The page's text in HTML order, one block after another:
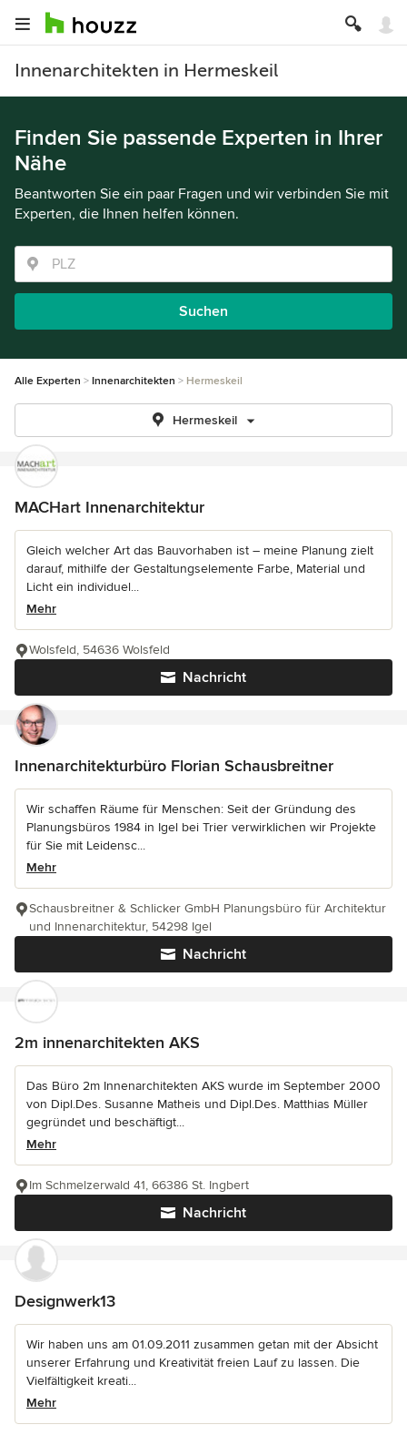
Innenarchitekten in Hermeskeil
Finden Sie passende Experten in Ihrer
Nähe
Beantworten Sie ein paar Fragen und wir verbinden Sie mit
Experten, die Ihnen helfen können.
Suchen
Alle Experten Innenarchitekten Hermeskeil
Hermeskeil
MACHart Innenarchitektur
Gleich welcher Art das Bauvorhaben ist – meine Planung zielt
darauf, mithilfe der Gestaltungselemente Farbe, Material und
Licht ein individuel...
Mehr
Nachricht
Wolsfeld, 54636 Wolsfeld
Innenarchitekturbüro Florian Schausbreitner
Wir schaffen Räume für Menschen: Seit der Gründung des
Planungsbüros 1984 in Igel bei Trier verwirklichen wir Projekte
für Sie mit Leidensc...
Mehr
Nachricht
Schausbreitner & Schlicker GmbH Planungsbüro für Architektur
und Innenarchitektur, 54298 Igel
2m innenarchitekten AKS
Das Büro 2m Innenarchitekten AKS wurde im September 2000
von Dipl.Des. Susanne Matheis und Dipl.Des. Matthias Müller
gegründet und beschäftigt...
Mehr
Nachricht
Im Schmelzerwald 41, 66386 St. Ingbert
Designwerk13
Wir haben uns am 01.09.2011 zusammen getan mit der Absicht
unserer Erfahrung und Kreativität freien Lauf zu lassen. Die
Vielfältigkeit kreati...
Mehr